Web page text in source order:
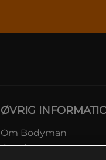
ØVRIG
Om Bodyman
Gavekort